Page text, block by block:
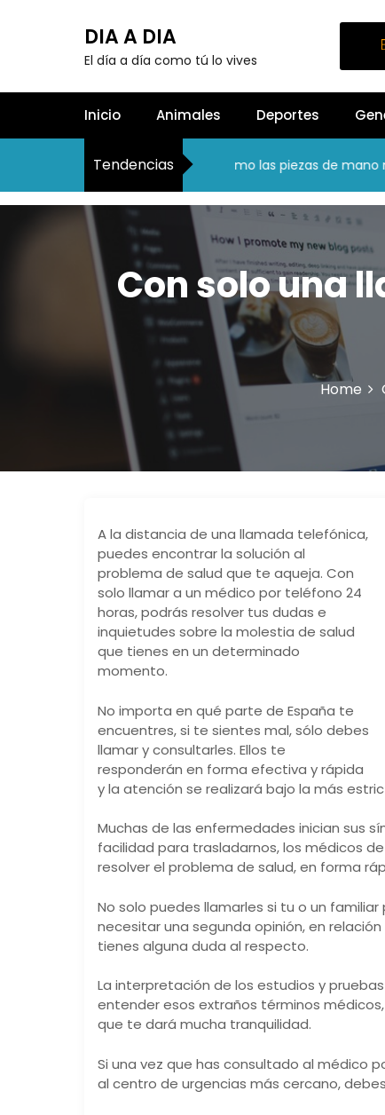
e
DIA A DIA
El día a día como tú lo vives
Inicio Animales Deportes
Tendencias
Cerrando la brecha: Cómo las piezas de mano
Con solo una
Home
A la distancia de una llamada telefónica,
puedes encontrar la solución al
problema de salud que te aqueja. Con
solo llamar a un médico por teléfono 24
horas, podrás resolver tus dudas e
inquietudes sobre la molestia de salud
que tienes en un determinado
momento.
No importa en qué parte de España te
encuentres, si te sientes mal, sólo debes
llamar y consultarles. Ellos te
responderán en forma efectiva y rápida
y la atención se realizará bajo la más
Muchas de las enfermedades inician sus
facilidad para trasladarnos, los médicos
resolver el problema de salud, en forma
No solo puedes llamarles si tu o un
necesitar una segunda opinión, en
tienes alguna duda al respecto.
La interpretación de los estudios y
entender esos extraños términos
que te dará mucha tranquilidad.
Si una vez que has consultado al médico
al centro de urgencias más cercano,